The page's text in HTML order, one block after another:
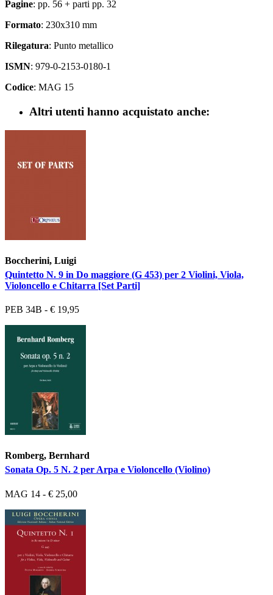
Pagine: pp. 56 + parti pp. 32
Formato: 230x310 mm
Rilegatura: Punto metallico
ISMN: 979-0-2153-0180-1
Codice: MAG 15
Altri utenti hanno acquistato anche:
Boccherini, Luigi
Quintetto N. 9 in Do maggiore (G 453) per 2 Violini, Viola,
Violoncello e Chitarra [Set Parti]
PEB 34B - € 19,95
Romberg, Bernhard
Sonata Op. 5 N. 2 per Arpa e Violoncello (Violino)
MAG 14 - € 25,00